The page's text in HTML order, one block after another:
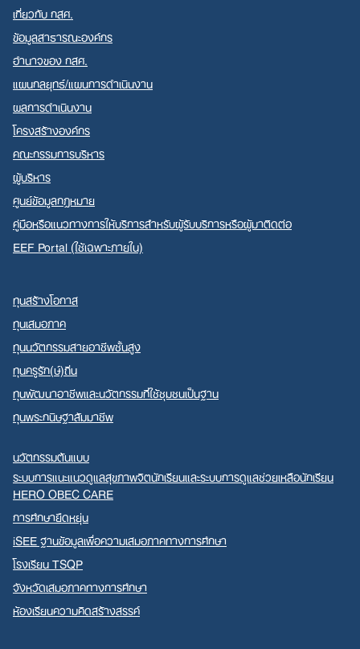
เกี่ยวกับ กสศ.
ข้อมูลสาธารณะองค์กร
อำนาจของ กสศ.
แผนกลยุทธ์/แผนการดำเนินงาน
ผลการดำเนินงาน
โครงสร้างองค์กร
คณะกรรมการบริหาร
ผู้บริหาร
ศูนย์ข้อมูลกฎหมาย
คู่มือหรือแนวทางการให้บริการสำหรับผู้รับบริการหรือผู้มาติดต่อ
EEF Portal (ใช้เฉพาะภายใน)
ทุนสร้างโอกาส
ทุนเสมอภาค
ทุนนวัตกรรมสายอาชีพชั้นสูง
ทุนครูรัก(ษ์)ถิ่น
ทุนพัฒนาอาชีพและนวัตกรรมที่ใช้ชุมชนเป็นฐาน
ทุนพระกนิษฐาสัมมาชีพ
นวัตกรรมต้นแบบ
ระบบการแนะแนวดูแลสุขภาพจิตนักเรียนและระบบการดูแลช่วยเหลือนักเรียน
HERO OBEC CARE
การศึกษายืดหยุ่น
iSEE ฐานข้อมูลเพื่อความเสมอภาคทางการศึกษา
โรงเรียน TSQP
จังหวัดเสมอภาคทางการศึกษา
ห้องเรียนความคิดสร้างสรรค์